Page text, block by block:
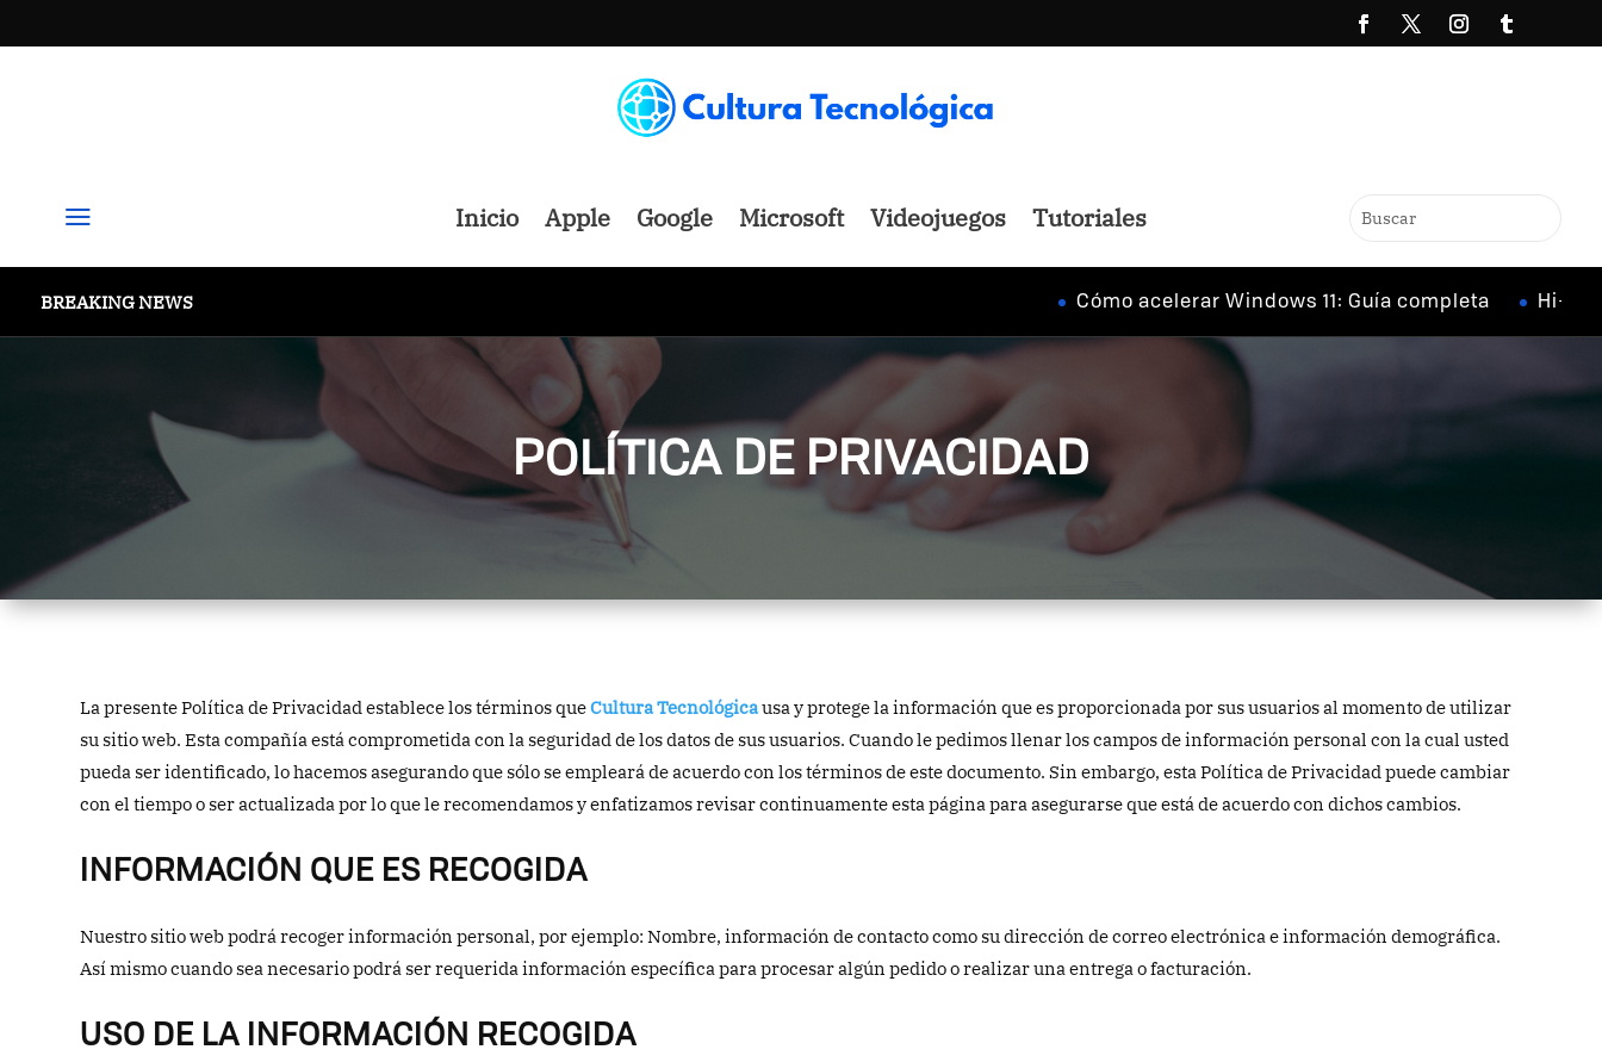
a Inicio Apple Google Microsoft Videojuegos Tutoriales
BREAKING NEWS Cómo acelerar Windows 11: Guía completa Hi-Res
POLÍTICA DE PRIVACIDAD
La presente Política de Privacidad establece los términos queCultura Tecnológicausa y protege la información que es proporcionada por sus usuarios al momento de utilizar
su sitio web. Esta compañía está comprometida con la seguridad de los datos de sus usuarios. Cuando le pedimos llenar los campos de información personal con la cual usted
pueda ser identificado, lo hacemos asegurando que sólo se empleará de acuerdo con los términos de este documento. Sin embargo, esta Política de Privacidad puede cambiar
con el tiempo o ser actualizada por lo que le recomendamos y enfatizamos revisar continuamente esta página para asegurarse que está de acuerdo con dichos cambios.
INFORMACIÓN QUE ES RECOGIDA
Nuestro sitio web podrá recoger información personal, por ejemplo: Nombre, información de contacto como su dirección de correo electrónica e información demográfica.
Así mismo cuando sea necesario podrá ser requerida información específica para procesar algún pedido o realizar una entrega o facturación.
USO DE LA INFORMACIÓN RECOGIDA